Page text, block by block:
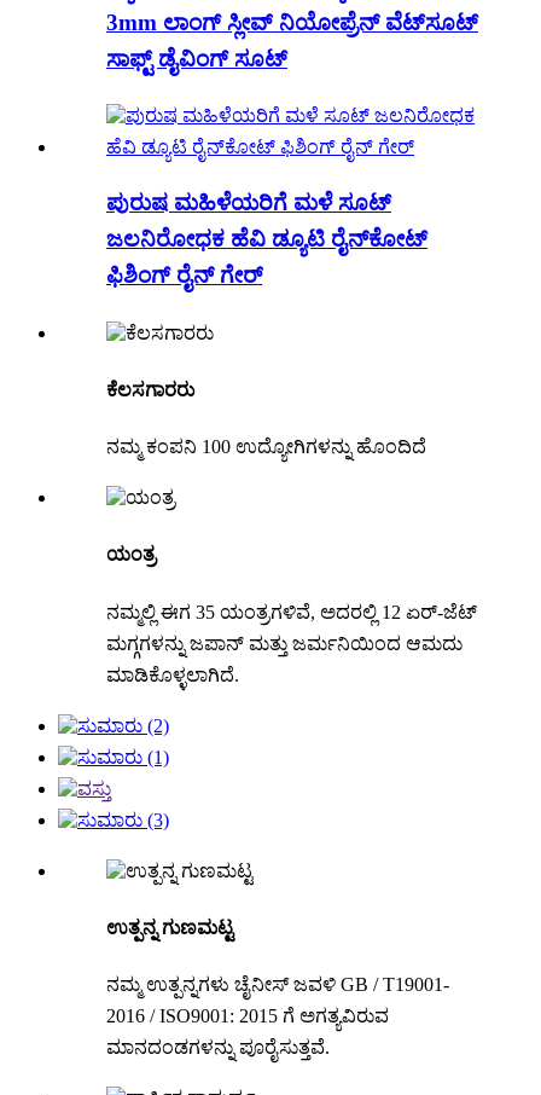
3mm ಲಾಂಗ್ ಸ್ಲೀವ್ ನಿಯೋಪ್ರೆನ್ ವೆಟ್‌ಸೂಟ್
ಸಾಫ್ಟ್ ಡೈವಿಂಗ್ ಸೂಟ್
ಪುರುಷ ಮಹಿಳೆಯರಿಗೆ ಮಳೆ ಸೂಟ್
ಜಲನಿರೋಧಕ ಹೆವಿ ಡ್ಯೂಟಿ ರೈನ್‌ಕೋಟ್
ಫಿಶಿಂಗ್ ರೈನ್ ಗೇರ್
ಕೆಲಸಗಾರರು
ನಮ್ಮ ಕಂಪನಿ 100 ಉದ್ಯೋಗಿಗಳನ್ನು ಹೊಂದಿದೆ
ಯಂತ್ರ
ನಮ್ಮಲ್ಲಿ ಈಗ 35 ಯಂತ್ರಗಳಿವೆ, ಅದರಲ್ಲಿ 12 ಏರ್-ಜೆಟ್
ಮಗ್ಗಗಳನ್ನು ಜಪಾನ್ ಮತ್ತು ಜರ್ಮನಿಯಿಂದ ಆಮದು
ಮಾಡಿಕೊಳ್ಳಲಾಗಿದೆ.
ಉತ್ಪನ್ನ ಗುಣಮಟ್ಟ
ನಮ್ಮ ಉತ್ಪನ್ನಗಳು ಚೈನೀಸ್ ಜವಳಿ GB / T19001-
2016 / ISO9001: 2015 ಗೆ ಅಗತ್ಯವಿರುವ
ಮಾನದಂಡಗಳನ್ನು ಪೂರೈಸುತ್ತವೆ.